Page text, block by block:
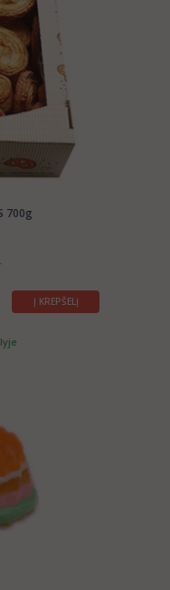
700g
Į KREPŠELĮ